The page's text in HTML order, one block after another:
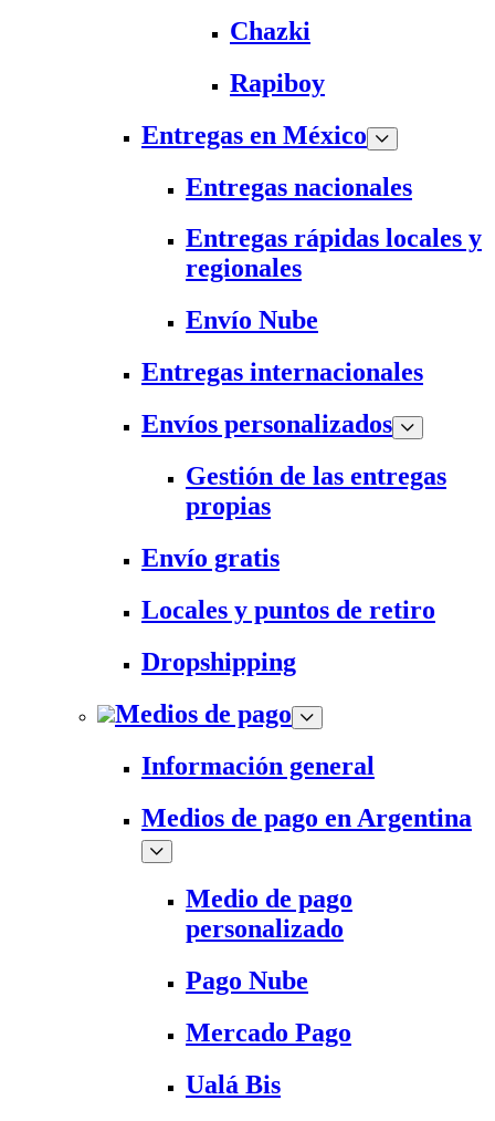
Chazki
Rapiboy
Entregas en México
Entregas nacionales
Entregas rápidas locales y
regionales
Envío Nube
Entregas internacionales
Envíos personalizados
Gestión de las entregas
propias
Envío gratis
Locales y puntos de retiro
Dropshipping
Medios de pago
Información general
Medios de pago en Argentina
Medio de pago
personalizado
Pago Nube
Mercado Pago
Ualá Bis